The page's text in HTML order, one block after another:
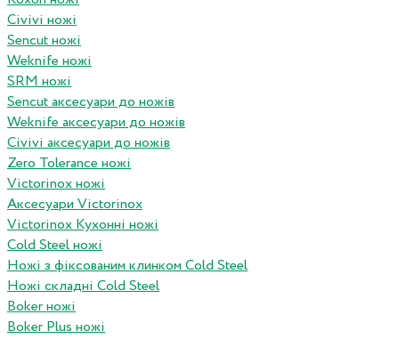
Civivi ножі
Sencut ножі
Weknife ножі
SRM ножі
Sencut аксесуари до ножів
Weknife аксесуари до ножів
Civivi аксесуари до ножів
Zero Tolerance ножі
Victorinox ножі
Аксесуари Victorinox
Victorinox Кухонні ножі
Cold Steel ножі
Ножі з фіксованим клинком Cold Steel
Ножі складні Cold Steel
Boker ножі
Boker Plus ножі